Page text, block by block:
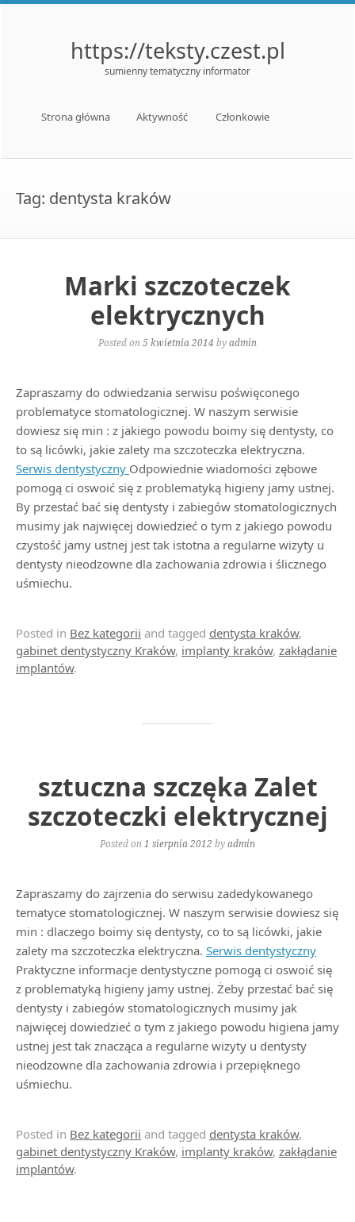
https://teksty.czest.pl
sumienny tematyczny informator
Skip to content
Strona główna Aktywność Członkowie
Tag: dentysta kraków
Marki szczoteczek
elektrycznych
Posted on 5 kwietnia 2014 byadmin
Zapraszamy do odwiedzania serwisu poświęconego
problematyce stomatologicznej. W naszym serwisie
dowiesz się min : z jakiego powodu boimy się dentysty, co
to są licówki, jakie zalety ma szczoteczka elektryczna.
Serwis dentystyczny Odpowiednie wiadomości zębowe
pomogą ci oswoić się z problematyką higieny jamy ustnej.
By przestać bać się dentysty i zabiegów stomatologicznych
musimy jak najwięcej dowiedzieć o tym z jakiego powodu
czystość jamy ustnej jest tak istotna a regularne wizyty u
dentysty nieodzowne dla zachowania zdrowia i ślicznego
uśmiechu.
Posted in Bez kategorii and tagged dentysta kraków,
gabinet dentystyczny Kraków, implanty kraków, zakłądanie
implantów.
sztuczna szczęka Zalet
szczoteczki elektrycznej
Posted on 1 sierpnia 2012 byadmin
Zapraszamy do zajrzenia do serwisu zadedykowanego
tematyce stomatologicznej. W naszym serwisie dowiesz się
min : dlaczego boimy się dentysty, co to są licówki, jakie
zalety ma szczoteczka elektryczna. Serwis dentystyczny
Praktyczne informacje dentystyczne pomogą ci oswoić się
z problematyką higieny jamy ustnej. Żeby przestać bać się
dentysty i zabiegów stomatologicznych musimy jak
najwięcej dowiedzieć o tym z jakiego powodu higiena jamy
ustnej jest tak znacząca a regularne wizyty u dentysty
nieodzowne dla zachowania zdrowia i przepięknego
uśmiechu.
Posted in Bez kategorii and tagged dentysta kraków,
gabinet dentystyczny Kraków, implanty kraków, zakłądanie
implantów.